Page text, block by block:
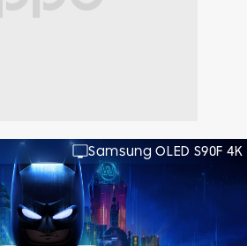
Samsung OLED S90F 4K